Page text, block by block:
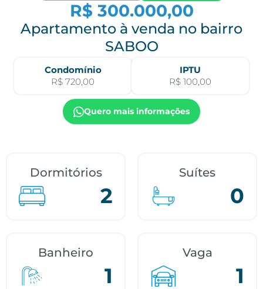
R$ 300.000,00
Apartamento à venda no bairro
SABOO
Condomínio
R$ 720,00
IPTU
R$ 100,00
Quero mais informações
Dormitórios
2
Suítes
0
Banheiro
1
Vaga
1